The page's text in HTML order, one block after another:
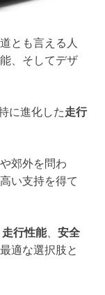
とも言える人
、そしてデザ
に進化した走行
郊外を問わ
い支持を得て
走行性能、 安全
適な選択肢と